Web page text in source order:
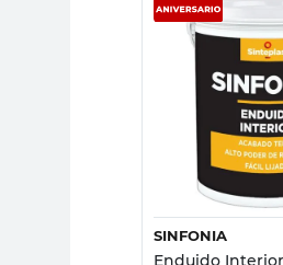
Vista
SINFONIA
Enduido